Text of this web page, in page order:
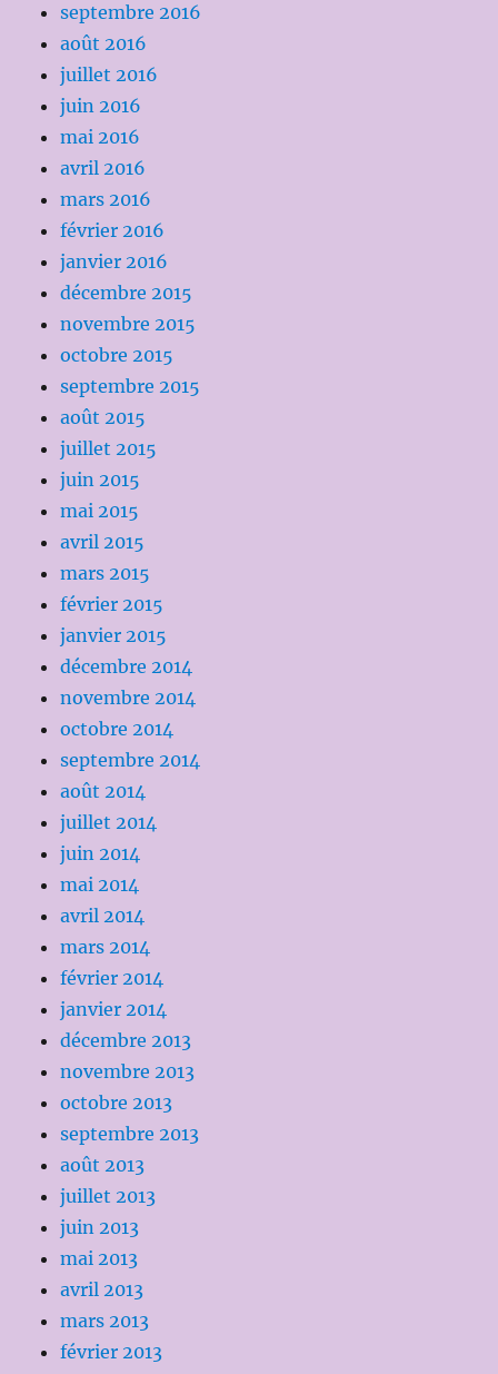
septembre 2016
août 2016
juillet 2016
juin 2016
mai 2016
avril 2016
mars 2016
février 2016
janvier 2016
décembre 2015
novembre 2015
octobre 2015
septembre 2015
août 2015
juillet 2015
juin 2015
mai 2015
avril 2015
mars 2015
février 2015
janvier 2015
décembre 2014
novembre 2014
octobre 2014
septembre 2014
août 2014
juillet 2014
juin 2014
mai 2014
avril 2014
mars 2014
février 2014
janvier 2014
décembre 2013
novembre 2013
octobre 2013
septembre 2013
août 2013
juillet 2013
juin 2013
mai 2013
avril 2013
mars 2013
février 2013